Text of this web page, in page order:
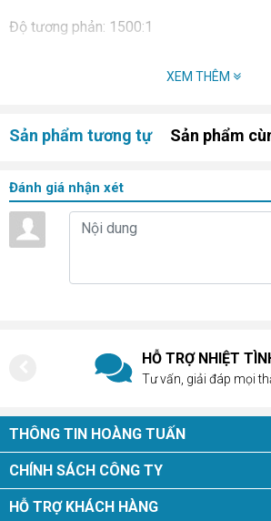
Độ tương phản: 1500:1
Tính năng: Adaptive sync, HDR, Low blue
Cổng kết nối: 1xVGA + 1xHDMI
Nguồn điện: External (12V/2.5A)
Phụ kiện kèm theo: Cáp nguồn, Cáp tín
Kích thước vỏ thùng: 612 x 101 x 405 mm
Cân nặng cả thùng: 3.76 kg
XEM THÊM
Sản phẩm tương tự Sản phẩm
Đánh giá nhận xét
HỖ TRỢ NHIỆT
Tư vấn, giải đáp mọi
THÔNG TIN HOÀNG TUẤN
CHÍNH SÁCH CÔNG TY
HỖ TRỢ KHÁCH HÀNG